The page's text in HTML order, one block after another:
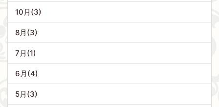
10月(3)
8月(3)
7月(1)
6月(4)
5月(3)